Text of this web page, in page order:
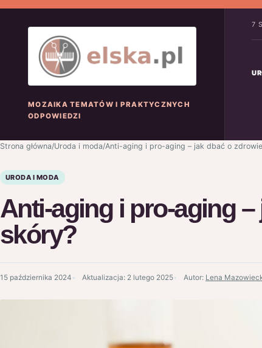
MOZAIKA TEMATÓW I PRAKTYCZNYCH
ODPOWIEDZI
7
Strona główna/Uroda i moda/Anti-aging i pro-aging – jak dbać o
URODA I MODA
Anti-aging i pro-aging
skóry?
15 października 2024 Aktualizacja: 2 lutego 2025 Autor: Lena